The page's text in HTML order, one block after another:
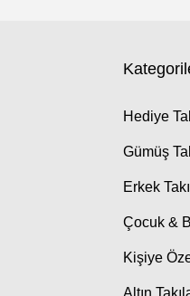
Hediye
Gümüş
Erkek Takı
Çocuk &
Kişiye
Altın